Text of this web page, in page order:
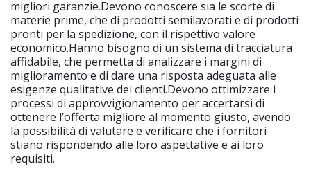
migliori garanzie.Devono conoscere sia le scorte di
materie prime, che di prodotti semilavorati e di prodotti
pronti per la spedizione, con il rispettivo valore
economico.Hanno bisogno di un sistema di tracciatura
affidabile, che permetta di analizzare i margini di
miglioramento e di dare una risposta adeguata alle
esigenze qualitative dei clienti.Devono ottimizzare i
processi di approvvigionamento per accertarsi di
ottenere l’offerta migliore al momento giusto, avendo
la possibilità di valutare e verificare che i fornitori
stiano rispondendo alle loro aspettative e ai loro
requisiti.